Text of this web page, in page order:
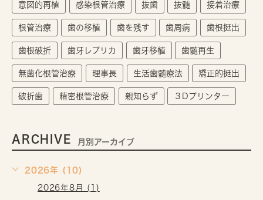
意図的再植 感染根管治療 抜歯 抜髄 接着治療
根管治療 歯の移植 歯を残す 歯周病 歯根挺出
歯根破折 歯牙レプリカ 歯牙移植 歯髄再生
無菌化根管治療 理事長 生活歯髄療法 矯正的挺出
破折歯 精密根管治療 親知らず ３Dプリンター
ARCHIVE 月別アーカイブ
2026年 (10)
2026年8月 (1)